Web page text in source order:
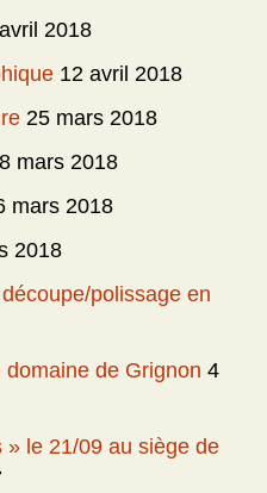
2018
12 avril 2018
25 mars 2018
mars 2018
mars 2018
2018
polissage en
de Grignon 4
» le 21/09 au siège de